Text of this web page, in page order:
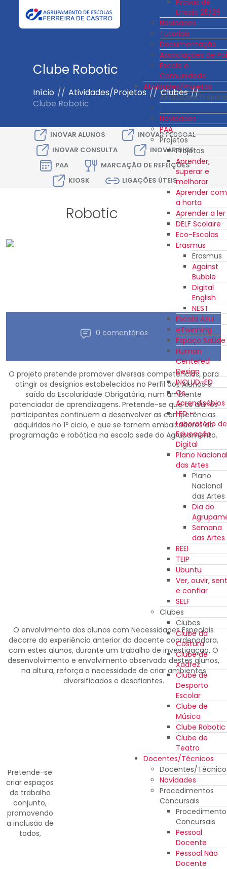
Ensaio 25/26
Novidades
Tutoriais
Documentação
Associações de
Escola e
Comunidade
Atividades/Projetos
Atividades/
Novidades
PAA
Projetos
Projetos
Aprender,
superar e
melhorar
Aprender com
a horta
Aprender a ler
DELF Scolaire
Eco-Escolas
Erasmus
Erasmus
Against
Bubble
Digital
English
NEST
Escola Azul
eTwinning
Espaço Saúde
Human
Centered
Design
INCLUD-ED
Os
Aprendisábios
LED -
Laboratório de
Educação
Digital
Plano Nacional
das Artes
Plano
Nacional
das Artes
Dia do
Semana
das Artes
REEI
TEIP
Ubuntu
Ver, ouvir,
e confiar
SELF
Clubes
Clubes
Clube da
Costura
Clube de
Xadrez
Clube de
Desporto
Escolar
Clube de
Música
Clube Robotic
Clube de
Teatro
Docentes/Técnicos
Docentes/
Novidades
Procedimentos
Concursais
Concursais
Pessoal
Docente
Pessoal Não
Docente
Clube Robotic
Início // Atividades/Projetos //Clubes //
Clube Robotic
INOVAR ALUNOS
INOVAR PESSOAL
INOVAR CONSULTA
INOVAR SIGE
PAA
MARCAÇÃO DE REFEIÇÕES
KIOSK
LIGAÇÕES ÚTEIS
Robotic
0 comentários
O projeto pretende promover diversas competências, para
atingir os desígnios estabelecidos no Perfil dos Alunos à
saída da Escolaridade Obrigatória, num ambiente
potenciador de aprendizagens. Pretende-se que os alunos
participantes continuem a desenvolver as competências
adquiridas no 1º ciclo, e que se tornem embaixadores da
programação e robótica na escola sede do Agrupamento.
O envolvimento dos alunos com Necessidades Especiais
decorre da experiência anterior da docente coordenadora,
com estes alunos, durante um trabalho de investigação. O
desenvolvimento e envolvimento observado destes alunos,
na altura, reforça a necessidade de criar ambientes
diversificados e desafiantes.
Pretende-se
criar espaços
de trabalho
conjunto,
promovendo
a inclusão de
todos,